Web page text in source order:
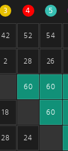
3 4 5
42 52 54
2 28 26
60 60
18 60
28 24